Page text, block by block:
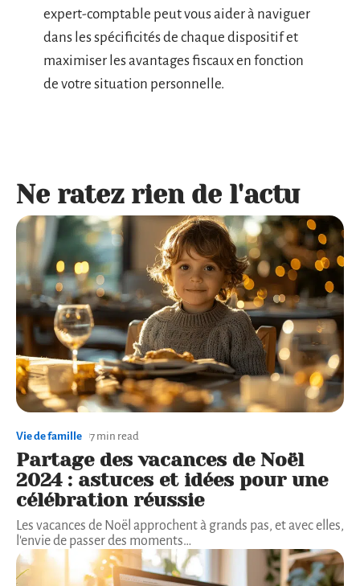
expert-comptable peut vous aider à naviguer
dans les spécificités de chaque dispositif et
maximiser les avantages fiscaux en fonction
de votre situation personnelle.
Ne ratez rien de l'actu
Vie de famille 7 min read
Partage des vacances de Noël
2024 : astuces et idées pour une
célébration réussie
Les vacances de Noël approchent à grands pas, et avec elles,
l'envie de passer des moments…